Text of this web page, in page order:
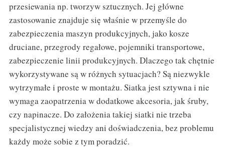
przesiewania np. tworzyw sztucznych. Jej główne
zastosowanie znajduje się właśnie w przemyśle do
zabezpieczenia maszyn produkcyjnych, jako kosze
druciane, przegrody regałowe, pojemniki transportowe,
zabezpieczenie linii produkcyjnych. Dlaczego tak chętnie
wykorzystywane są w różnych sytuacjach? Są niezwykle
wytrzymałe i proste w montażu. Siatka jest sztywna i nie
wymaga zaopatrzenia w dodatkowe akcesoria, jak śruby,
czy napinacze. Do założenia takiej siatki nie trzeba
specjalistycznej wiedzy ani doświadczenia, bez problemu
każdy może sobie z tym poradzić.